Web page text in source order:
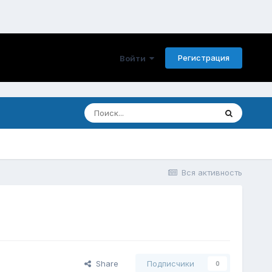
Войти Регистрация
Вся активность
Share Подписчики 0